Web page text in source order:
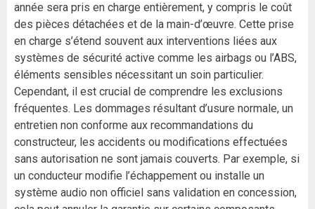
année sera pris en charge entièrement, y compris le coût
des pièces détachées et de la main-d’œuvre. Cette prise
en charge s’étend souvent aux interventions liées aux
systèmes de sécurité active comme les airbags ou l’ABS,
éléments sensibles nécessitant un soin particulier.
Cependant, il est crucial de comprendre les exclusions
fréquentes. Les dommages résultant d’usure normale, un
entretien non conforme aux recommandations du
constructeur, les accidents ou modifications effectuées
sans autorisation ne sont jamais couverts. Par exemple, si
un conducteur modifie l’échappement ou installe un
système audio non officiel sans validation en concession,